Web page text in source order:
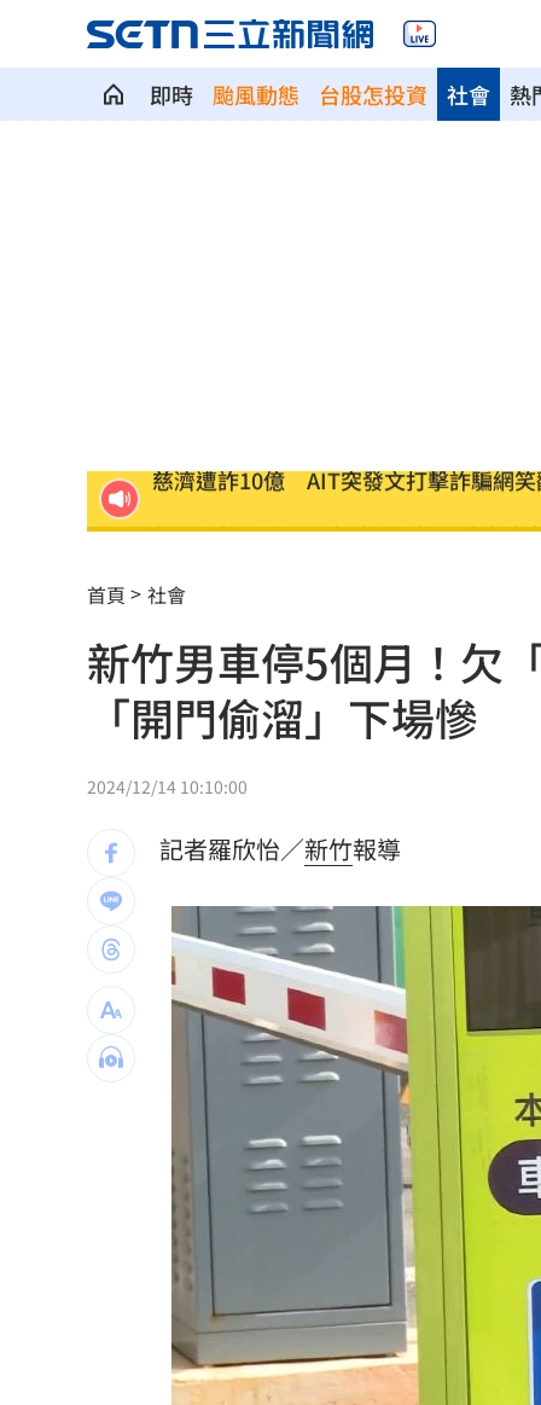
即時 颱風動態 台股怎投資 熱
社會
新北爆警匪追逐…轟4槍射3輪！破窗逮
7月急跌觸底 高含積這幾檔受益人激增
白海豚海警範圍擴大！最新暴風圈侵襲
慈濟遭詐10億 國民黨不認錯反嗆⋯網
就業意外爆冷！那指漲342點 標普500
美通過制裁案！川普可課俄國商品
解散統促黨？他曝翁曉玲一招：恐白忙
疫苗真相！蔣萬安嗆一句 謝金河痛心
股災這8檔規模逆勢創高 它最猛成長逾
爆掛表妹當小三！表姊擅貼IG下場慘了
半導體與綠能雙箭頭！ 「它」霸氣狂賺
華許9月升息？ING：匯市在他與戰爭間
老後離婚財產怎麼分？ 丈夫退休金拒
台灣彩券開獎直播中 20:31
LIVE三立+24小時直播
首頁 社會
新竹男車停5個月！欠
「開門偷溜」下場慘
2024/12/14 10:10:00
記者羅欣怡／新竹報導